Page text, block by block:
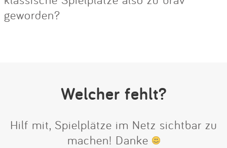
geworden?
Welcher fehlt?
Hilf mit, Spielplätze im Netz sichtbar zu
machen! Danke